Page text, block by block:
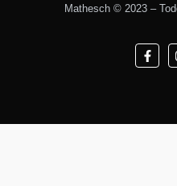
Mathesch © 2023 –